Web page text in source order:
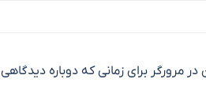
مرورگر برای زمانی که دوباره دیدگاهی